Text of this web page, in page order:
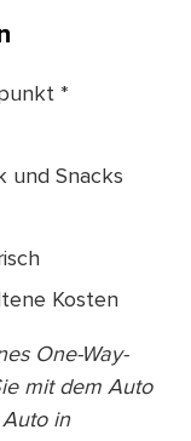
*
und Snacks
Kosten
One-Way-
mit dem Auto
in